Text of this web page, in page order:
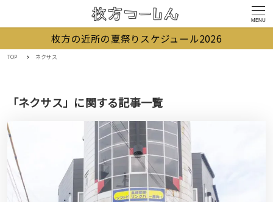
MENU
枚方の近所の夏祭りスケジュール2026
TOP ネクサス
「ネクサス」に関する記事一覧